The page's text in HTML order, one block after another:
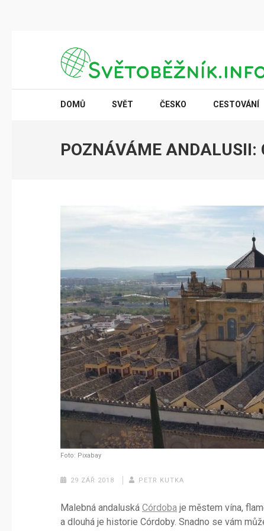
SVĚTOBĚŽNÍK.INFO
DOMŮ SVĚT ČESKO CESTOVÁNÍ
POZNÁVÁME ANDALUSII:
Foto: Pixabay
29 ZÁŘ 2018 PETR KUTKA
Malebná andaluská Córdoba je městem vína,
a dlouhá je historie Córdoby. Snadno se vám